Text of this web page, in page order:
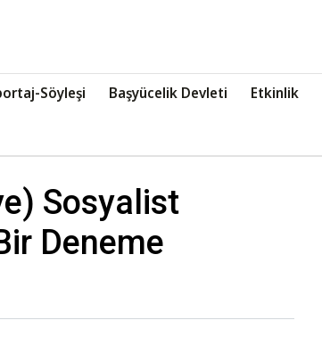
Söyleşi Başyücelik Devleti Etkinlik
Sosyalist
Deneme